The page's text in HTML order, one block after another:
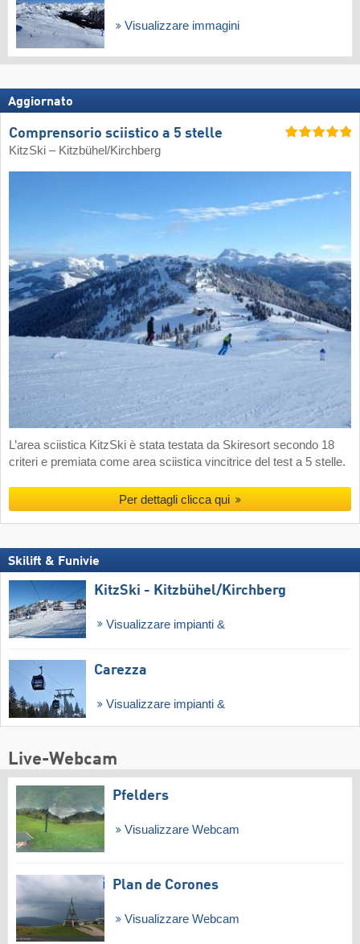
Visualizzare immagini
Aggiornato
Comprensorio sciistico a 5 stelle
KitzSki – Kitzbühel/​Kirchberg
L’area sciistica KitzSki è stata testata da Skiresort secondo 18
criteri e premiata come area sciistica vincitrice del test a 5 stelle.
Per dettagli clicca qui
Skilift & Funivie
KitzSki - Kitzbühel/​Kirchberg
Visualizzare impianti &
Carezza
Visualizzare impianti &
Live-Webcam
Pfelders
Visualizzare Webcam
Plan de Corones
Visualizzare Webcam